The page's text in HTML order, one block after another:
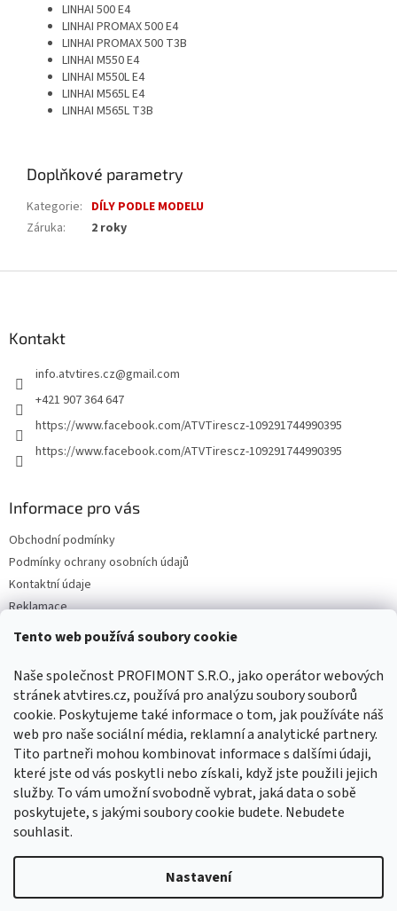
Tento web používá soubory cookie
Naše společnost PROFIMONT S.R.O., jako operátor webových
stránek atvtires.cz, používá pro analýzu soubory souborů
cookie. Poskytujeme také informace o tom, jak používáte náš
web pro naše sociální média, reklamní a analytické partnery.
Tito partneři mohou kombinovat informace s dalšími údaji,
které jste od vás poskytli nebo získali, když jste použili jejich
služby. To vám umožní svobodně vybrat, jaká data o sobě
poskytujete, s jakými soubory cookie budete. Nebudete
souhlasit.
Nastavení
LINHAI 500 E4
LINHAI PROMAX 500 E4
LINHAI PROMAX 500 T3B
LINHAI M550 E4
LINHAI M550L E4
LINHAI M565L E4
LINHAI M565L T3B
Doplňkové parametry
Kategorie: DÍLY PODLE MODELU
Záruka: 2 roky
Kontakt
info.atvtires.cz@gmail.com
+421 907 364 647
https://www.facebook.com/ATVTirescz-109291744990395
https://www.facebook.com/ATVTirescz-109291744990395
Informace pro vás
Obchodní podmínky
Podmínky ochrany osobních údajů
Kontaktní údaje
Reklamace
Facebook